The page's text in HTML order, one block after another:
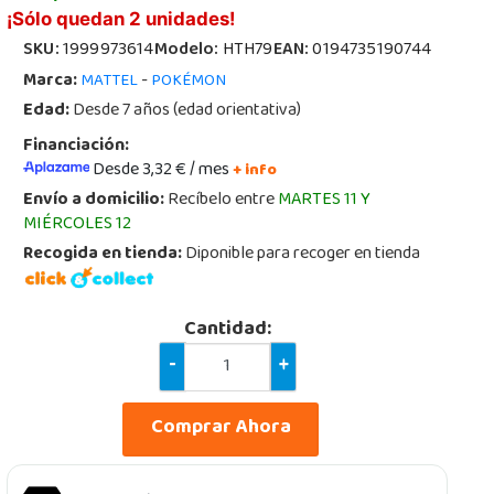
¡Sólo quedan 2 unidades!
SKU:1999973614Modelo:HTH79EAN:0194735190744
Marca:MATTEL-POKÉMON
Edad:Desde 7 años (edad orientativa)
Financiación:
Desde 3,32 € / mes+ info
Envío a domicilio:Recíbelo entreMARTES 11 Y
MIÉRCOLES 12
Recogida en tienda:Diponible para recoger en tienda
Cantidad:
-
+
Comprar Ahora